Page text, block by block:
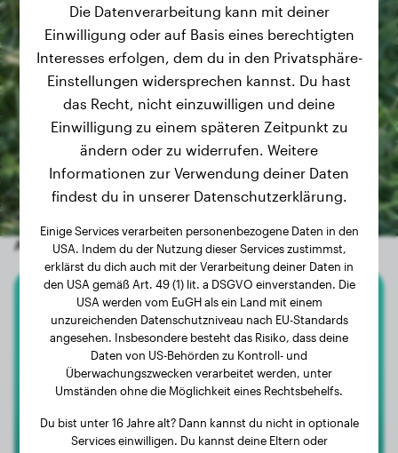
Andere zufällige Hunde
Kleinpudel
Emma
Die Datenverarbeitung kann mit deiner
Einwilligung oder auf Basis eines berechtigten
Interesses erfolgen, dem du in den Privatsphäre-
Einstellungen widersprechen kannst. Du hast
das Recht, nicht einzuwilligen und deine
Einwilligung zu einem späteren Zeitpunkt zu
ändern oder zu widerrufen. Weitere
Informationen zur Verwendung deiner Daten
findest du in unserer Datenschutzerklärung.
Einige Services verarbeiten personenbezogene Daten in den
USA. Indem du der Nutzung dieser Services zustimmst,
erklärst du dich auch mit der Verarbeitung deiner Daten in
den USA gemäß Art. 49 (1) lit. a DSGVO einverstanden. Die
USA werden vom EuGH als ein Land mit einem
unzureichenden Datenschutzniveau nach EU-Standards
angesehen. Insbesondere besteht das Risiko, dass deine
Daten von US-Behörden zu Kontroll- und
Überwachungszwecken verarbeitet werden, unter
Umständen ohne die Möglichkeit eines Rechtsbehelfs.
Du bist unter 16 Jahre alt? Dann kannst du nicht in optionale
Services einwilligen. Du kannst deine Eltern oder